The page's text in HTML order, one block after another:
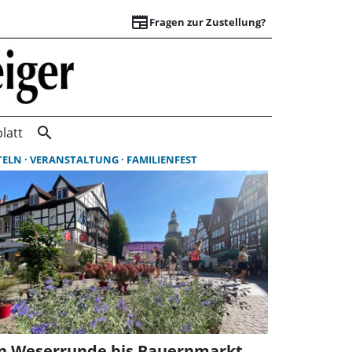
newspaperFragen zur Zustellung?
Suchergebnisse |
search
VERANSTALTUNG FAMILIENFEST